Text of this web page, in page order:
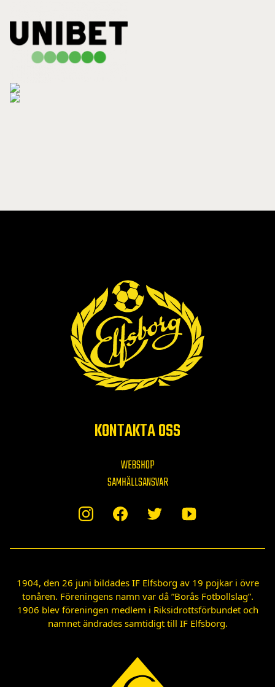
KONTAKTA OSS
WEBSHOP
SAMHÄLLSANSVAR
1904, den 26 juni bildades IF Elfsborg av 19 pojkar i övre
tonåren. Föreningens namn var då ”Borås Fotbollslag”.
1906 blev föreningen medlem i Riksidrottsförbundet och
namnet ändrades samtidigt till IF Elfsborg.